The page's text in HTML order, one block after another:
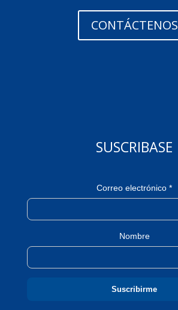
CONTÁCTENOS
SUSCRIBASE
Correo electrónico *
Nombre